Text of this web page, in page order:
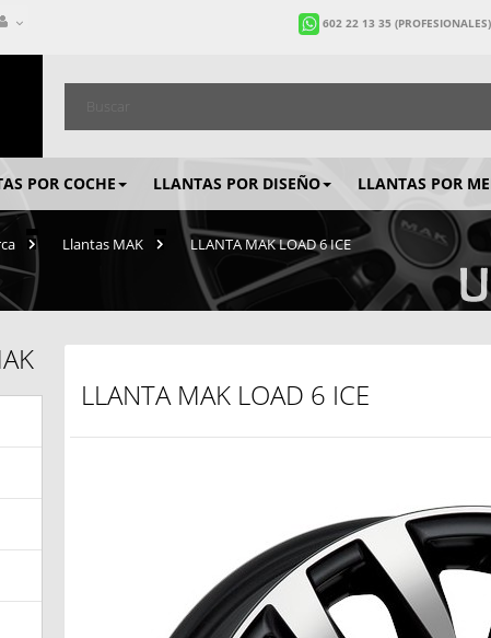
602 22 13 35(PROFESIONALES)
POR COCHE LLANTAS POR DISEÑO LLANTAS POR
Llantas MAK LLANTA MAK LOAD 6 ICE
LLANTA MAK LOAD 6 ICE